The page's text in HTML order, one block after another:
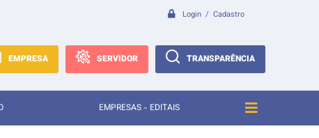
Login / Cadastro
EMPRESA SERVIDOR TRANSPARÊNCIA
EMPRESAS - EDITAIS